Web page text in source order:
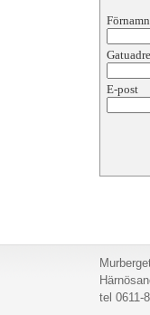
Förnamn
E-post
tel 0611-